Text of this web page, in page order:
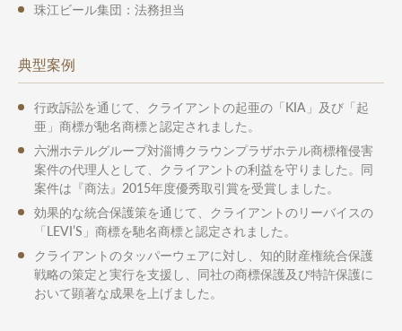
珠江ビール集団：法務担当
典型案例
行政訴訟を通じて、クライアントの起亜の「KIA」及び「起
亜」商標が馳名商標と認定されました。
六洲ホテルグループ対淄博クラウンプラザホテル商標権侵害
案件の代理人として、クライアントの利益を守りました。同
案件は『商法』2015年度優秀取引賞を受賞しました。
効果的な統合保護策を通じて、クライアントのリーバイスの
「LEVI’S」商標を馳名商標と認定されました。
クライアントのタッパーウェアに対し、知的財産権統合保護
戦略の策定と実行を支援し、同社の商標保護及び特許保護に
おいて顕著な成果を上げました。